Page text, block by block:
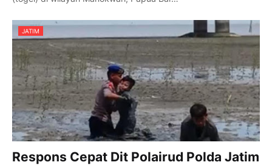
JATIM
Respons Cepat Dit Polairud Polda Jatim